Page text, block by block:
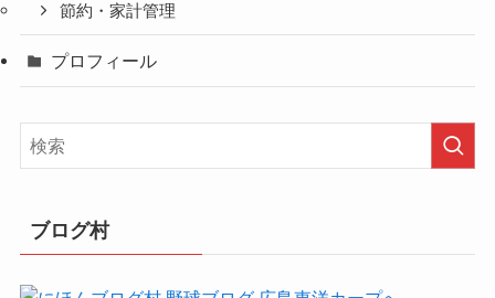
節約・家計管理
プロフィール
ブログ村